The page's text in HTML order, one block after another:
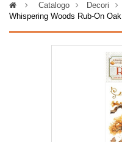
> Catalogo > Decori >
Whispering Woods Rub-On Oak